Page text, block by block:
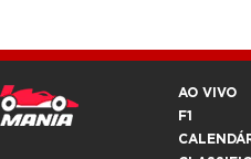
AO VIVO
F1